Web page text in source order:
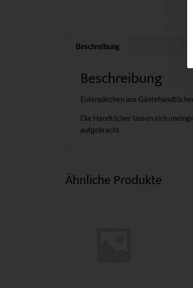
Beschreibung
Beschreibung
Eulenpärchen aus
Die Handtücher lassen sich
aufgebracht.
Ähnliche Produkte